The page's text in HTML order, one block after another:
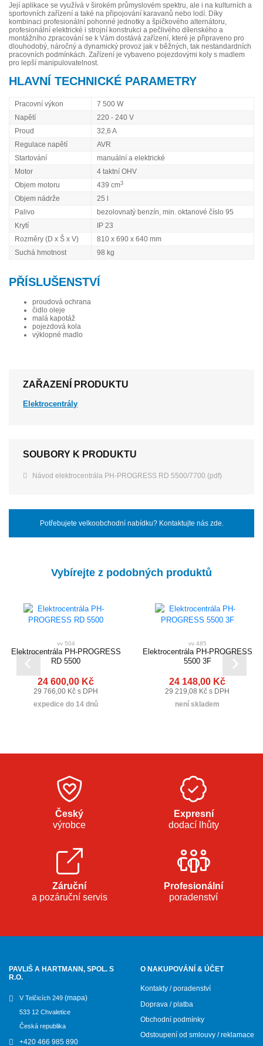
Její aplikace se využívá v širokém průmyslovém spektru, ale i na kulturních a
sportovních zařízení a také na připojování karavanů nebo lodí. Díky
kombinaci profesionální pohonné jednotky a špičkového alternátoru,
profesionální elektrické i strojní konstrukci a pečlivého dílenského a
montážního zpracování se k Vám dostává zařízení, které je připraveno pro
dlouhodobý, náročný a dynamický provoz jak v běžných, tak nestandardních
pracovních podmínkách. Zařízení je vybaveno pojezdovými koly s madlem
pro lepší manipulovatelnost.
HLAVNÍ TECHNICKÉ PARAMETRY
Pracovní výkon
7 500 W
Napětí
220 - 240 V
Proud
32,6 A
Regulace napětí
AVR
Startování
manuální a elektrické
Motor
4 taktní OHV
Objem motoru
439 cm3
Objem nádrže
25 l
Palivo
bezolovnatý benzín, min. oktanové číslo 95
Krytí
IP 23
Rozměry (D x Š x V)
810 x 690 x 640 mm
Suchá hmotnost
98 kg
PŘÍSLUŠENSTVÍ
proudová ochrana
čidlo oleje
malá kapotáž
pojezdová kola
výklopné madlo
ZAŘAZENÍ PRODUKTU
Elektrocentrály
SOUBORY K PRODUKTU
Návod elektrocentrála PH-PROGRESS RD 5500/7700 (pdf)
Potřebujete velkoobchodní nabídku? Kontaktujte nás zde.
Vybírejte z podobných produktů
vv 504
Elektrocentrála PH-PROGRESS
RD 5500
24 600,00 Kč
29 766,00 Kč s DPH
expedice do 14 dnů
vv 485
Elektrocentrála PH-PROGRESS
5500 3F
24 148,00 Kč
29 219,08 Kč s DPH
není skladem
Český
výrobce
Expresní
dodací lhůty
Záruční
a pozáruční servis
Profesionální
poradenství
PAVLIŠ A HARTMANN, SPOL. S
R.O.
V Telčicích 249 (mapa)
533 12 Chvaletice
Česká republika
+420 466 985 890
O NAKUPOVÁNÍ & ÚČET
Kontakty / poradenství
Doprava / platba
Obchodní podmínky
Odstoupení od smlouvy / reklamace